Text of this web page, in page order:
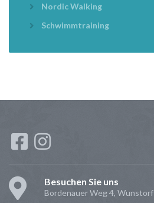
Nordic Walking
Schwimmtraining
Besuchen Sie uns
Bordenauer Weg 4, Wunstorf